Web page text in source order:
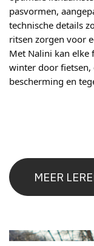
pasvormen,
technische details
ritsen zorgen voor
Met Nalini kan
winter door fietsen,
bescherming en
MEER